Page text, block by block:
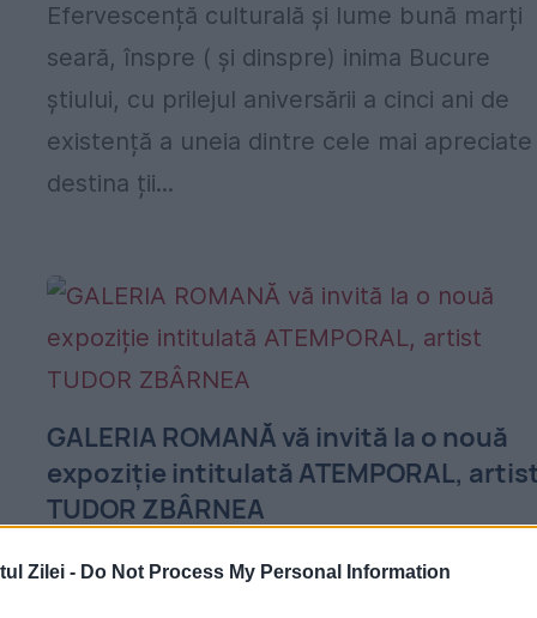
Zilei - Do Not Process My Personal Information
Efervescență culturală și lume bună marți
seară, înspre ( și dinspre) inima Bucure
știului, cu prilejul aniversării a cinci ani de
existență a uneia dintre cele mai apreciate
destina ții...
GALERIA ROMANĂ vă invită la o nouă
expoziție intitulată ATEMPORAL,
TUDOR ZBÂRNEA